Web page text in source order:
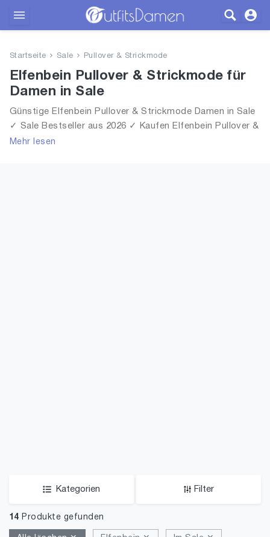
Bekleidung
Schuhe
Startseite Sale Pullover & Strickmode
Elfenbein Pullover & Strickmode für
Damen in Sale
Günstige Elfenbein Pullover & Strickmode Damen in Sale
✓ Sale Bestseller aus 2026 ✓ Kaufen Elfenbein Pullover &
Strickmode für Frauen in Sale!
Mehr lesen
Kategorien Filter
14 Produkte gefunden